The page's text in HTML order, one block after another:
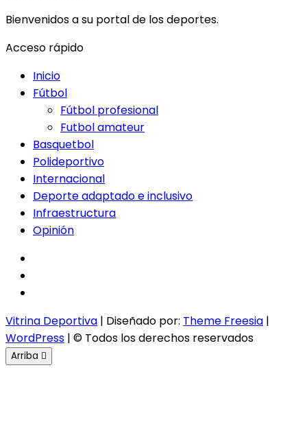
Bienvenidos a su portal de los deportes.
Acceso rápido
Inicio
Fútbol
Fútbol profesional
Futbol amateur
Basquetbol
Polideportivo
Internacional
Deporte adaptado e inclusivo
Infraestructura
Opinión
Vitrina Deportiva | Diseñado por: Theme Freesia |
WordPress | © Todos los derechos reservados
Arriba